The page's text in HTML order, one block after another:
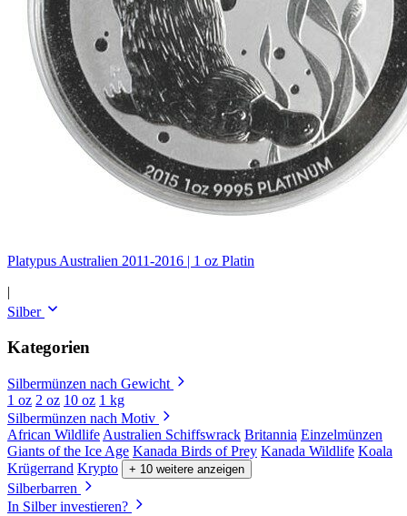
Platypus Australien 2011-2016 | 1 oz Platin
|
Silber
Kategorien
Silbermünzen nach Gewicht
1 oz 2 oz 10 oz 1 kg
Silbermünzen nach Motiv
African Wildlife Australien Schiffswrack Britannia Einzelmünzen
Giants of the Ice Age Kanada Birds of Prey Kanada Wildlife Koala
Krügerrand Krypto + 10 weitere anzeigen
Silberbarren
In Silber investieren?